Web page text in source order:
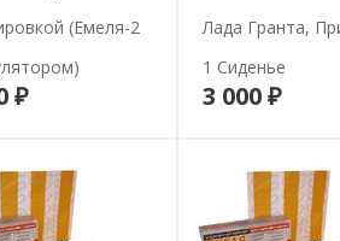
(Емеля-2
₽
В корзину
Лада Гранта,
1 Сиденье
3 000 ₽В корзину